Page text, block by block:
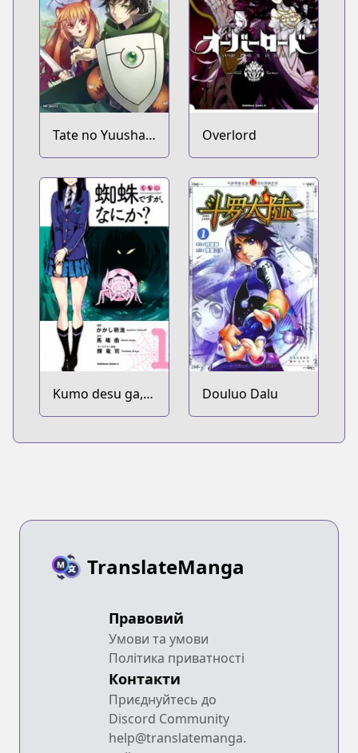
Tate no Yuusha
no Nariagari
Overlord
Kumo desu ga,
Nani ka?
Douluo Dalu
TranslateManga
Правовий
Умови та умови
Політика приватності
Контакти
Приєднуйтесь до
Discord Community
help@translatemanga.